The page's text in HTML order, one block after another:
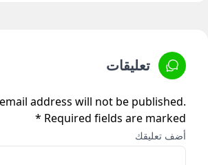
تعليقات
address will not be published.
Required fields are marked *
أضف تعليقك